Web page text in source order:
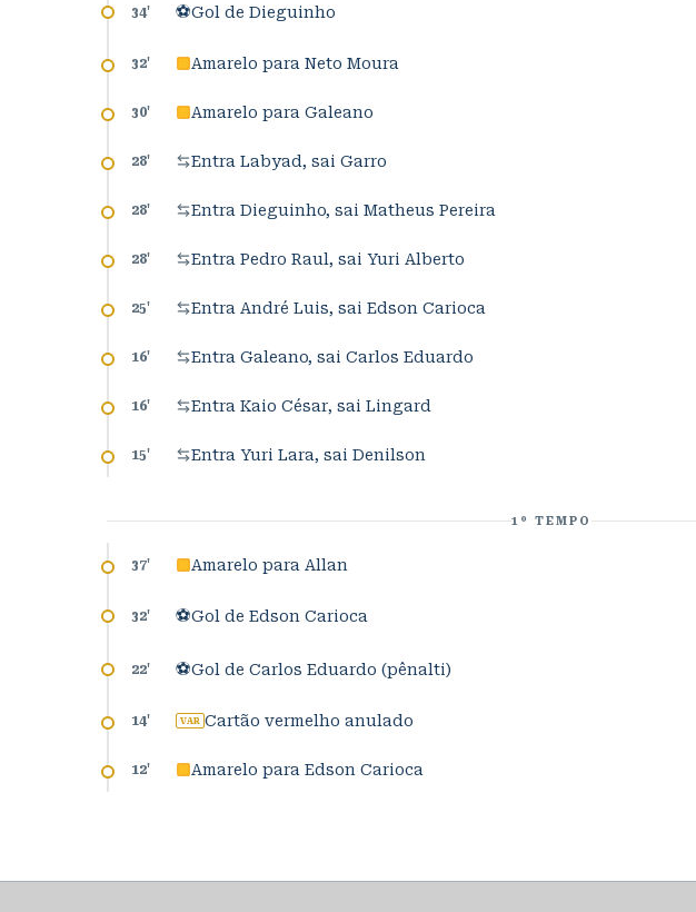
34' ⚽Gol de Dieguinho
32' Amarelo para Neto Moura
30' Amarelo para Galeano
28' Entra Labyad, sai Garro
28' Entra Dieguinho, sai Matheus Pereira
28' Entra Pedro Raul, sai Yuri Alberto
25' Entra André Luis, sai Edson Carioca
16' Entra Galeano, sai Carlos Eduardo
16' Entra Kaio César, sai Lingard
15' Entra Yuri Lara, sai Denilson
1º TEMPO
37' Amarelo para Allan
32' ⚽Gol de Edson Carioca
22' ⚽Gol de Carlos Eduardo (pênalti)
14' VAR Cartão vermelho anulado
12' Amarelo para Edson Carioca